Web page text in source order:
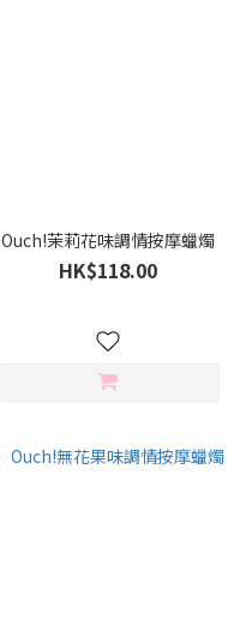
Ouch!茉莉花味調情按摩蠟燭
HK$118.00